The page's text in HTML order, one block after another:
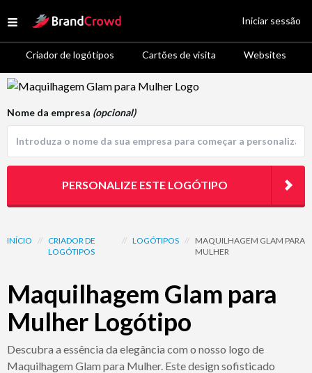
Open menu
Site Logo
Criador de logótipos Cartões de visita Websites
Iniciar sessão
Logo Template Preview
INÍCIO // CRIADOR DE
LOGÓTIPOS
// LOGÓTIPOS //
MAQUILHAGEM GLAM PARA
MULHER
Maquilhagem Glam para
Mulher Logótipo
Descubra a essência da elegância com o nosso logo de
Maquilhagem Glam para Mulher. Este design sofisticado
Nome da empresa (opcional)
PERSONALIZE ESTE LOGÓTIPO